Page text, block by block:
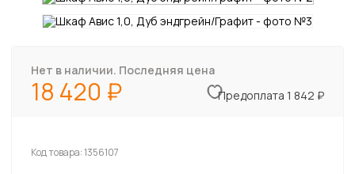
Нет в наличии. Последняя цена
18 420 Предоплата 1 842 ₽
Код товара:1356107